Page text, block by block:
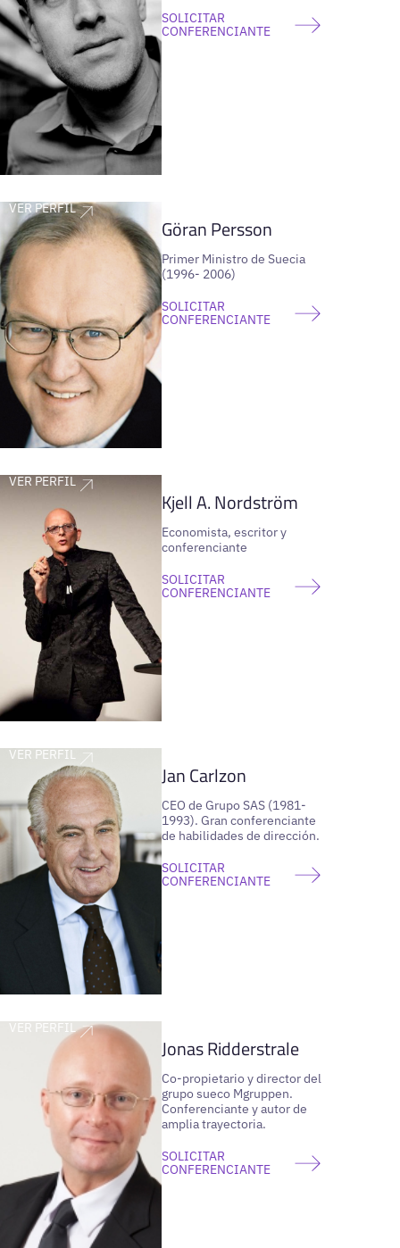
SOLICITAR
CONFERENCIANTE
VER PERFIL
Göran Persson
Primer Ministro de Suecia
(1996- 2006)
SOLICITAR
CONFERENCIANTE
VER PERFIL
Kjell A. Nordström
Economista, escritor y
conferenciante
SOLICITAR
CONFERENCIANTE
VER PERFIL
Jan Carlzon
CEO de Grupo SAS (1981-
1993). Gran conferenciante
de habilidades de dirección.
SOLICITAR
CONFERENCIANTE
VER PERFIL
Jonas Ridderstrale
Co-propietario y director del
grupo sueco Mgruppen.
Conferenciante y autor de
amplia trayectoria.
SOLICITAR
CONFERENCIANTE